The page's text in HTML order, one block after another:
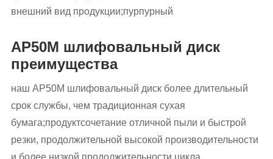
внешний вид продукции;пурпурный
AP50M шлифовальный диск
преимущества
наш AP50M шлифовальный диск более длительный
срок службы, чем традиционная сухая
бумага;продуктсочетание отличной пыли и быстрой
резки, продолжительной высокой производительности
и более низкой продолжительности цикла